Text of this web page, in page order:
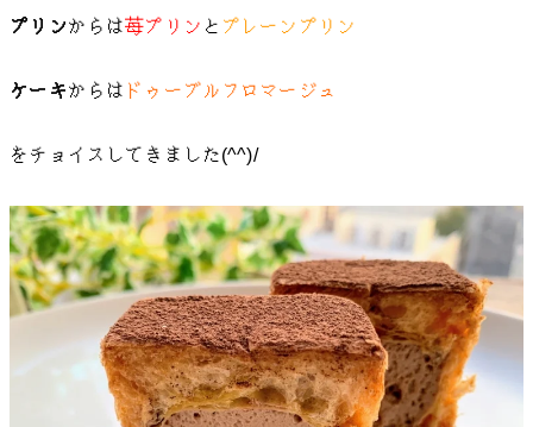
プリンからは苺プリンとプレーンプリン
ケーキからはドゥーブルフロマージュ
をチョイスしてきました(^^)/